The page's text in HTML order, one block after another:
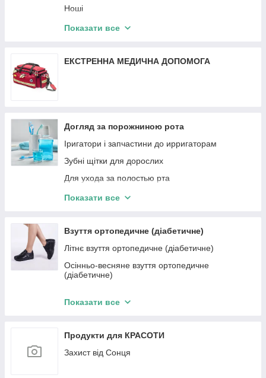
Ноші
Підсумки та органайзери
Сумки та термобокси
Показати все
ЕКСТРЕННА МЕДИЧНА ДОПОМОГА
Догляд за порожниною рота
Іригатори і запчастини до ирригаторам
Зубні щітки для дорослих
Для ухода за полостью рта
Зубна нитка
Показати все
Взуття ортопедичне (діабетичне)
Літнє взуття ортопедичне (діабетичне)
Осінньо-весняне взуття ортопедичне
(діабетичне)
Показати все
Продукти для КРАСОТИ
Захист від Сонця